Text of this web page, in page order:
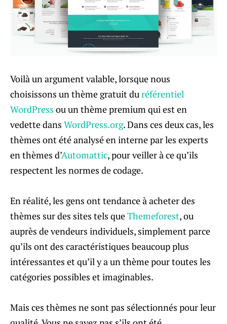
Voilà un argument valable, lorsque nous
choisissons un thème gratuit duréférentiel
WordPress ou un thème premium qui est en
vedette dans WordPress.org. Dans ces deux cas, les
thèmes ont été analysé en interne par les experts
en thèmes d’Automattic, pour veiller à ce qu’ils
respectent les normes de codage.
En réalité, les gens ont tendance à acheter des
thèmes sur des sites tels queThemeforest, ou
auprès de vendeurs individuels, simplement parce
qu’ils ont des caractéristiques beaucoup plus
intéressantes et qu’il y a un thème pour toutes les
catégories possibles et imaginables.
Mais ces thèmes ne sont pas sélectionnés pour leur